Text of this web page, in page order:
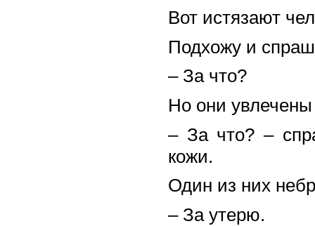
Вот истязают
Подхожу и
– За что?
Но они
– За что? –
кожи.
Один из них
– За утерю.